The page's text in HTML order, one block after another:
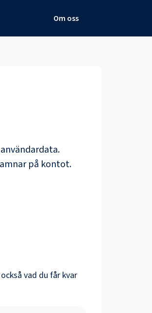
Om oss
användardata.
på kontot.
vad du får kvar